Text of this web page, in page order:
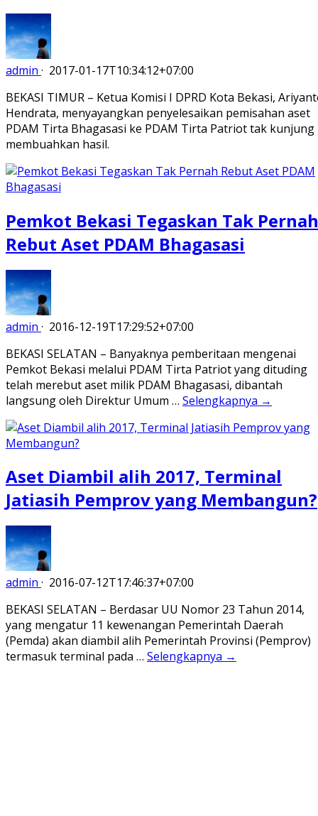
admin · 2017-01-17T10:34:12+07:00
BEKASI TIMUR – Ketua Komisi I DPRD Kota Bekasi,
Hendrata, menyayangkan penyelesaikan pemisahan aset
PDAM Tirta Bhagasasi ke PDAM Tirta Patriot tak kunjung
membuahkan hasil.
Pemkot Bekasi Tegaskan Tak Pernah
Rebut Aset PDAM Bhagasasi
admin · 2016-12-19T17:29:52+07:00
BEKASI SELATAN – Banyaknya pemberitaan mengenai
Pemkot Bekasi melalui PDAM Tirta Patriot yang dituding
telah merebut aset milik PDAM Bhagasasi, dibantah
langsung oleh Direktur Umum … Selengkapnya →
Aset Diambil alih 2017, Terminal
Jatiasih Pemprov yang Membangun?
admin · 2016-07-12T17:46:37+07:00
BEKASI SELATAN – Berdasar UU Nomor 23 Tahun 2014,
yang mengatur 11 kewenangan Pemerintah Daerah
(Pemda) akan diambil alih Pemerintah Provinsi (Pemprov)
termasuk terminal pada … Selengkapnya →